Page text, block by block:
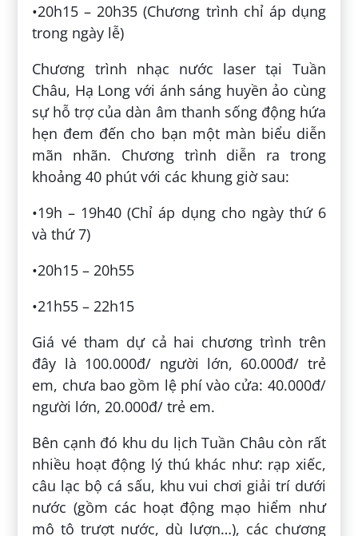
•20h15 – 20h35 (Chương trình chỉ áp dụng
trong ngày lễ)
Chương trình nhạc nước laser tại Tuần
Châu, Hạ Long với ánh sáng huyền ảo cùng
sự hỗ trợ của dàn âm thanh sống động hứa
hẹn đem đến cho bạn một màn biểu diễn
mãn nhãn. Chương trình diễn ra trong
khoảng 40 phút với các khung giờ sau:
•19h – 19h40 (Chỉ áp dụng cho ngày thứ 6
và thứ 7)
•20h15 – 20h55
•21h55 – 22h15
Giá vé tham dự cả hai chương trình trên
đây là 100.000đ/ người lớn, 60.000đ/ trẻ
em, chưa bao gồm lệ phí vào cửa: 40.000đ/
người lớn, 20.000đ/ trẻ em.
Bên cạnh đó khu du lịch Tuần Châu còn rất
nhiều hoạt động lý thú khác như: rạp xiếc,
câu lạc bộ cá sấu, khu vui chơi giải trí dưới
nước (gồm các hoạt động mạo hiểm như
mô tô trượt nước, dù lượn…), các chương